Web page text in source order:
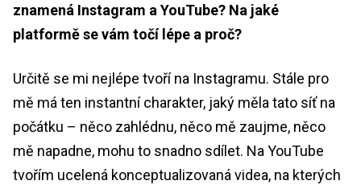
znamená Instagram a YouTube? Na jaké
platformě se vám točí lépe a proč?
Určitě se mi nejlépe tvoří na Instagramu. Stále pro
mě má ten instantní charakter, jaký měla tato síť na
počátku – něco zahlédnu, něco mě zaujme, něco
mě napadne, mohu to snadno sdílet. Na YouTube
tvořím ucelená konceptualizovaná videa, na kterých